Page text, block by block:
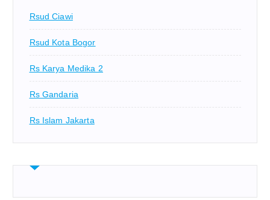
Rsud Ciawi
Rsud Kota Bogor
Rs Karya Medika 2
Rs Gandaria
Rs Islam Jakarta